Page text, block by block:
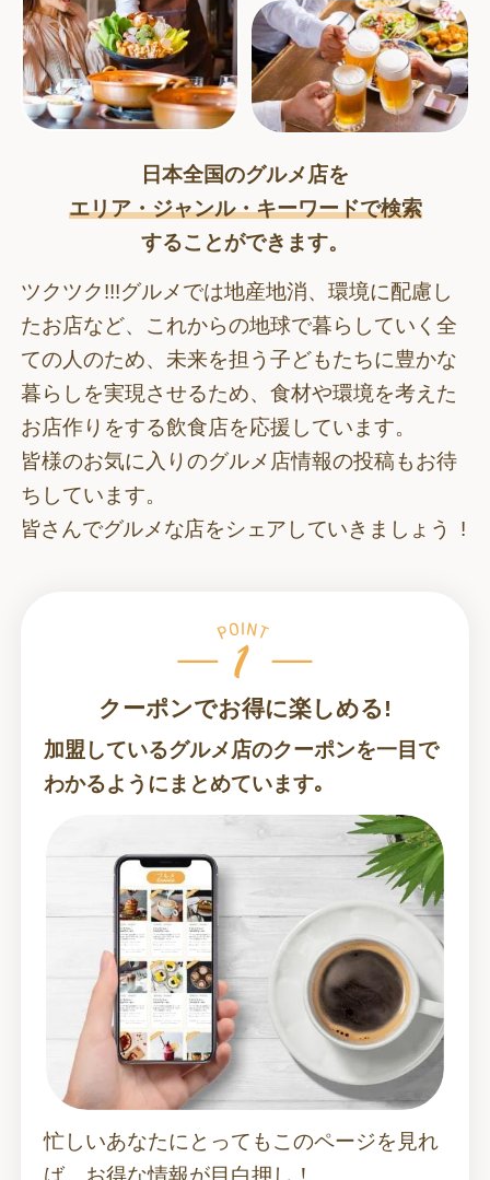
日本全国のグルメ店を
エリア・ジャンル・キーワードで検索
することができます。
ツクツク!!!グルメでは地産地消、環境に配慮し
たお店など、これからの地球で暮らしていく全
ての人のため、 未来を担う子どもたちに豊かな
暮らしを実現させるため、食材や環境を考えた
お店作りをする飲食店を応援しています。
皆様のお気に入りのグルメ店情報の投稿もお待
ちしています。
皆さんでグルメな店をシェアしていきましょう !
クーポンでお得に楽しめる!
加盟しているグルメ店のクーポンを一目で
わかるようにまとめています｡
忙しいあなたにとってもこのページを見れ
ば、お得な情報が目白押し！